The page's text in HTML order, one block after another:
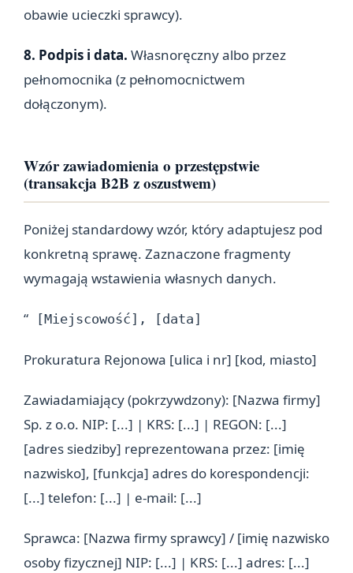
obawie ucieczki sprawcy).
8. Podpis i data. Własnoręczny albo przez
pełnomocnika (z pełnomocnictwem
dołączonym).
Wzór zawiadomienia o przestępstwie
(transakcja B2B z oszustwem)
Poniżej standardowy wzór, który adaptujesz pod
konkretną sprawę. Zaznaczone fragmenty
wymagają wstawienia własnych danych.
“ [Miejscowość], [data]
Prokuratura Rejonowa [ulica i nr] [kod, miasto]
Zawiadamiający (pokrzywdzony): [Nazwa firmy]
Sp. z o.o. NIP: [...] | KRS: [...] | REGON: [...]
[adres siedziby] reprezentowana przez: [imię
nazwisko], [funkcja] adres do korespondencji:
[...] telefon: [...] | e-mail: [...]
Sprawca: [Nazwa firmy sprawcy] / [imię nazwisko
osoby fizycznej] NIP: [...] | KRS: [...] adres: [...]